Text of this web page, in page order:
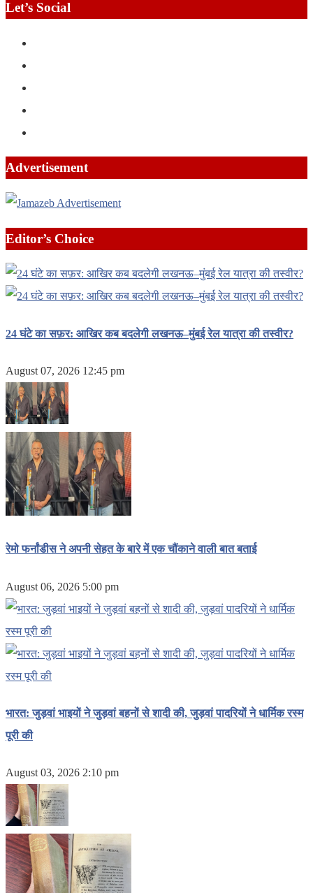
Let’s Social
Advertisement
Editor’s Choice
24 घंटे का सफ़र: आखिर कब बदलेगी लखनऊ–मुंबई रेल यात्रा की तस्वीर?
August 07, 2026 12:45 pm
रेमो फर्नांडीस ने अपनी सेहत के बारे में एक चौंकाने वाली बात बताई
August 06, 2026 5:00 pm
भारत: जुड़वां भाइयों ने जुड़वां बहनों से शादी की, जुड़वां पादरियों ने धार्मिक रस्म
पूरी की
August 03, 2026 2:10 pm